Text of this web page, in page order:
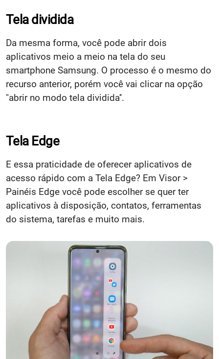
Tela dividida
Da mesma forma, você pode abrir dois
aplicativos meio a meio na tela do seu
smartphone Samsung. O processo é o mesmo do
recurso anterior, porém você vai clicar na opção
"abrir no modo tela dividida''.
Tela Edge
E essa praticidade de oferecer aplicativos de
acesso rápido com a Tela Edge? Em Visor >
Painéis Edge você pode escolher se quer ter
aplicativos à disposição, contatos, ferramentas
do sistema, tarefas e muito mais.